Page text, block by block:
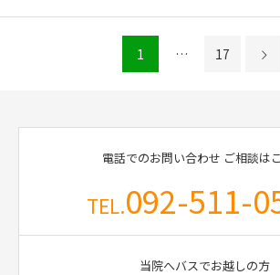
1 … 17
電話でのお問い合わせ ご相談は
TEL.092-511-
当院へバスでお越しの方